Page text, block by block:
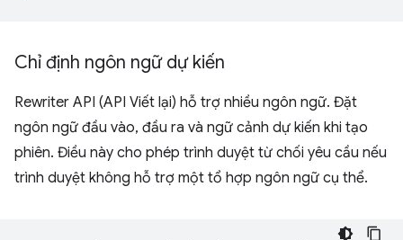
Chỉ định ngôn ngữ dự kiến
Rewriter API (API Viết lại) hỗ trợ nhiều ngôn ngữ. Đặt
ngôn ngữ đầu vào, đầu ra và ngữ cảnh dự kiến khi tạo
phiên. Điều này cho phép trình duyệt từ chối yêu cầu nếu
trình duyệt không hỗ trợ một tổ hợp ngôn ngữ cụ thể.